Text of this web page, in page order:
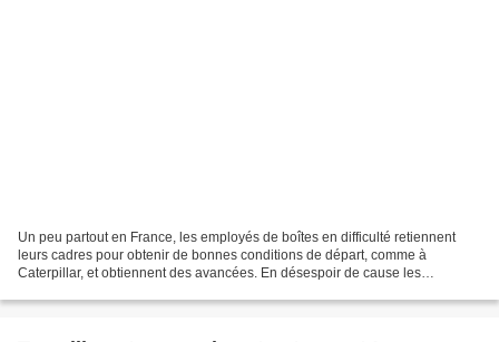
Un peu partout en France, les employés de boîtes en difficulté retiennent
leurs cadres pour obtenir de bonnes conditions de départ, comme à
Caterpillar, et obtiennent des avancées. En désespoir de cause les